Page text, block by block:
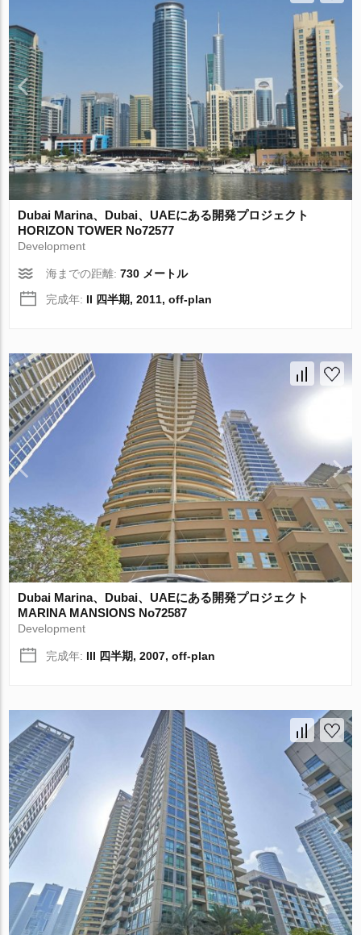
Dubai Marina、Dubai、UAEにある開発プロジェクト
HORIZON TOWER No72577
Development
海までの距離:730 メートル
完成年: II 四半期, 2011, off-plan
Dubai Marina、Dubai、UAEにある開発プロジェクト
MARINA MANSIONS No72587
Development
完成年: III 四半期, 2007, off-plan